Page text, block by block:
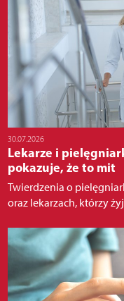
30.07.2026
Lekarze i
pokazuje, że to mit
Twierdzenia o
oraz lekarzach, którzy